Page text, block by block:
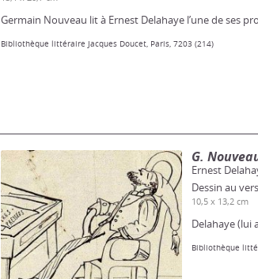
Germain Nouveau lit à Ernest Delahaye l’une de ses
Bibliothèque littéraire Jacques Doucet, Paris, 7203 (214)
G.
Ernest
Dessin au
10,5 x 13,2 cm
Delahaye (lui
Bibliothèque